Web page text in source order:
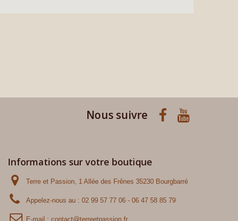
Nous suivre
Informations sur votre boutique
Terre et Passion, 1 Allée des Frênes 35230 Bourgbarré
Appelez-nous au : 02 99 57 77 06 - 06 47 58 85 79
E-mail : contact@terreetpassion.fr